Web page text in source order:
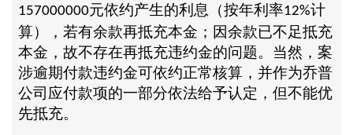
157000000元依约产生的利息（按年利率12%计
算），若有余款再抵充本金；因余款已不足抵充
本金，故不存在再抵充违约金的问题。当然，案
涉逾期付款违约金可依约正常核算，并作为乔普
公司应付款项的一部分依法给予认定，但不能优
先抵充。